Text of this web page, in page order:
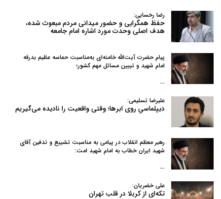
رضا رخسایی:
حفظ همگرایی و حضور میدانی مردم مبعوث شده،
هدف اصلی وحدت مورد اشاره امام جامعه
پیام حضرت آیت‌الله خامنه‌ای به‌مناسبت حماسه عظیم بدرقه
امام شهید و تبیین مسائل مهم کشور؛
…
علیرضا تسلیمی:
دیپلماسیِ روی ابرها؛ وقتی واقعیت را نادیده می‌گیریم
رهبر معظم انقلاب در پیامی به‌ مناسبت تشییع و تدفین آقای
شهید ایران خطاب به امام شهید امت:
…
علی خضریان:
تکه‌ای از کربلا در قلب تهران